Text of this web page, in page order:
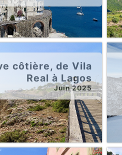
côtière, de Vila
Real à Lagos
Juin 2025